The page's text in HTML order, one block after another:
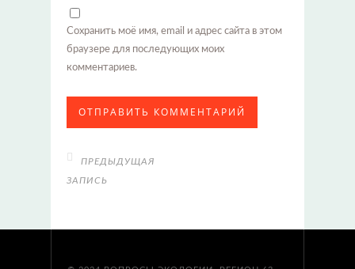
Сохранить моё имя, email и адрес сайта в этом
браузере для последующих моих
комментариев.
ПРЕДЫДУЩАЯ
ЗАПИСЬ